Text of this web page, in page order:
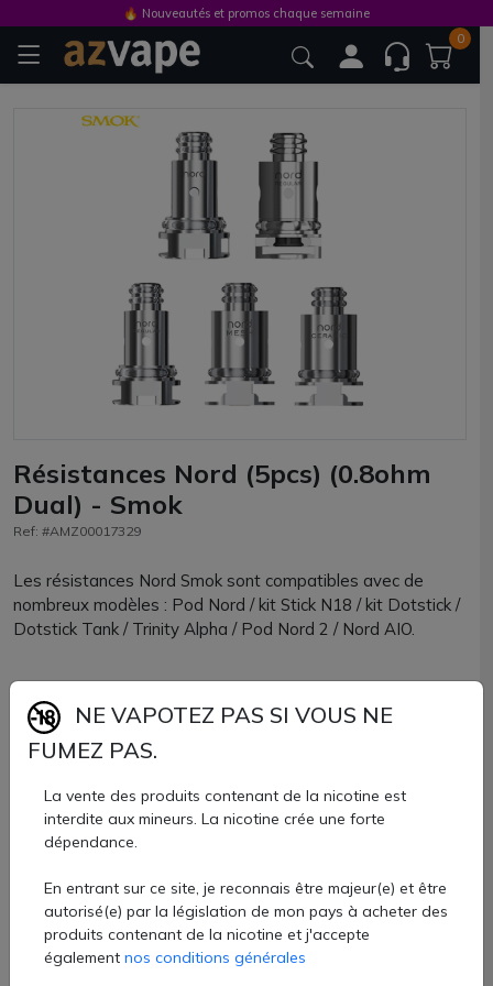
0
Résistances Nord (5pcs) (0.8ohm
Dual) - Smok
Ref: #AMZ00017329
Les résistances Nord Smok sont compatibles avec de
nombreux modèles : Pod Nord / kit Stick N18 / kit Dotstick /
Dotstick Tank / Trinity Alpha / Pod Nord 2 / Nord AIO.
Nord Ceramic 1.4 ohm : à utiliser à 12W.
Nord 1.4 ohm : à utiliser à 12W.
Nord 0.8 ohm MTL : à utiliser à 15W.
Nord 0.8 ohm dual : à utiliser à 15W.
composés de max 50% de VG pour une bonne
vaporisation.
Les résistances Nord officielles Smoktech sont disponibles
🔥 Nouveautés et promos chaque semaine
NE VAPOTEZ PAS SI VOUS NE
FUMEZ PAS.
La vente des produits contenant de la nicotine est
interdite aux mineurs. La nicotine crée une forte
dépendance.
En entrant sur ce site, je reconnais être majeur(e) et être
autorisé(e) par la législation de mon pays à acheter des
produits contenant de la nicotine et j'accepte
également nos conditions générales